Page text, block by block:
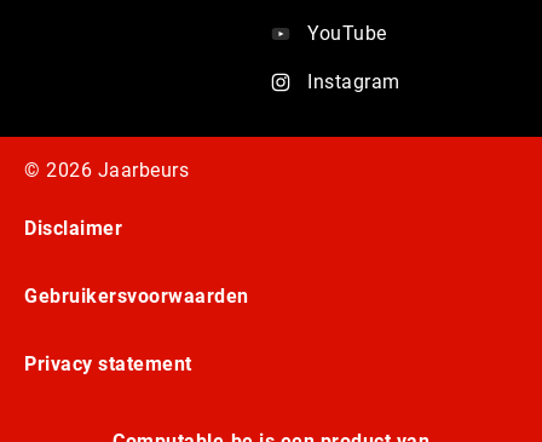
YouTube
Instagram
© 2026 Jaarbeurs
Disclaimer
Gebruikersvoorwaarden
Privacy statement